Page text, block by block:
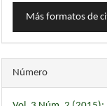
Más formatos de
Número